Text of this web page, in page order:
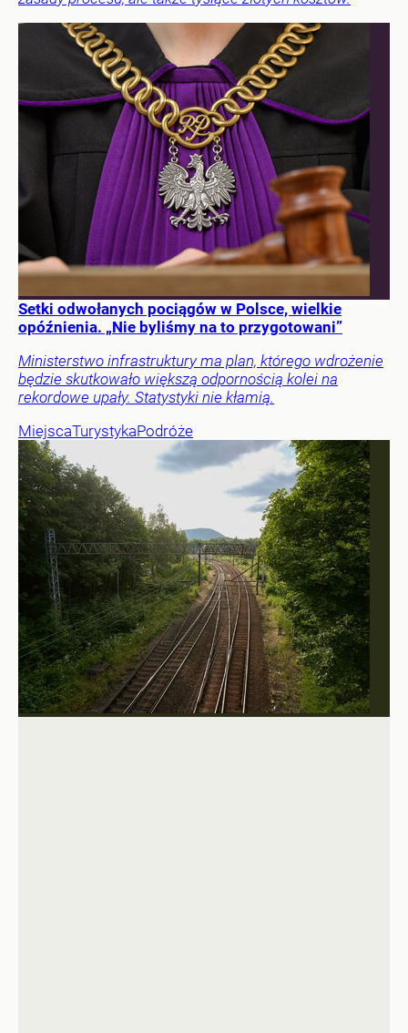
Setki odwołanych pociągów w Polsce, wielkie
opóźnienia. „Nie byliśmy na to przygotowani”
Ministerstwo infrastruktury ma plan, którego wdrożenie
będzie skutkowało większą odpornością kolei na
rekordowe upały. Statystyki nie kłamią.
MiejscaTurystykaPodróże